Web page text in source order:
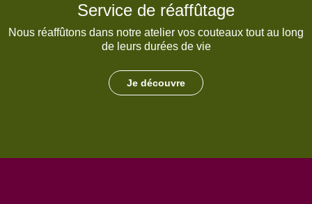
Service de réaffûtage
Nous réaffûtons dans notre atelier vos couteaux tout au long
de leurs durées de vie
Je découvre